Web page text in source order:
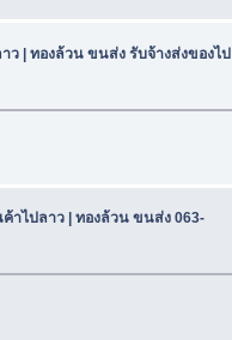
ว | ทองล้วน ขนส่ง รับจ้างส่งของไป
าไปลาว | ทองล้วน ขนส่ง 063-